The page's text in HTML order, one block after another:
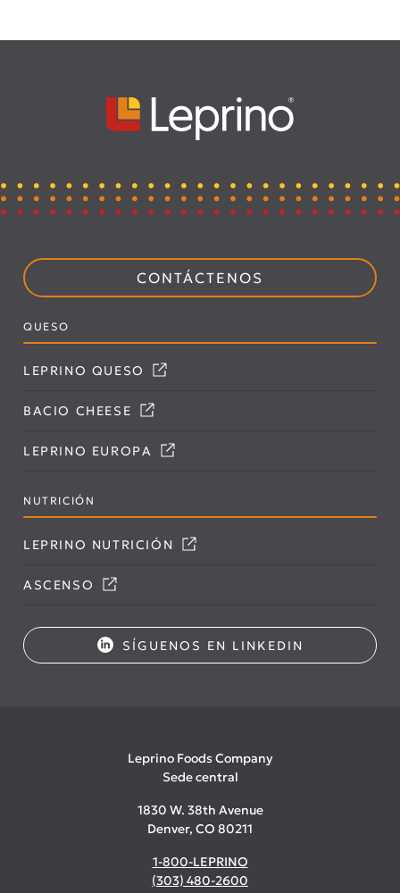
CONTÁCTENOS
QUESO
LEPRINO QUESO
BACIO CHEESE
LEPRINO EUROPA
NUTRICIÓN
LEPRINO NUTRICIÓN
ASCENSO
SÍGUENOS EN LINKEDIN
Leprino Foods Company
Sede central
1830 W. 38th Avenue
Denver, CO 80211
1-800-LEPRINO
(303) 480-2600